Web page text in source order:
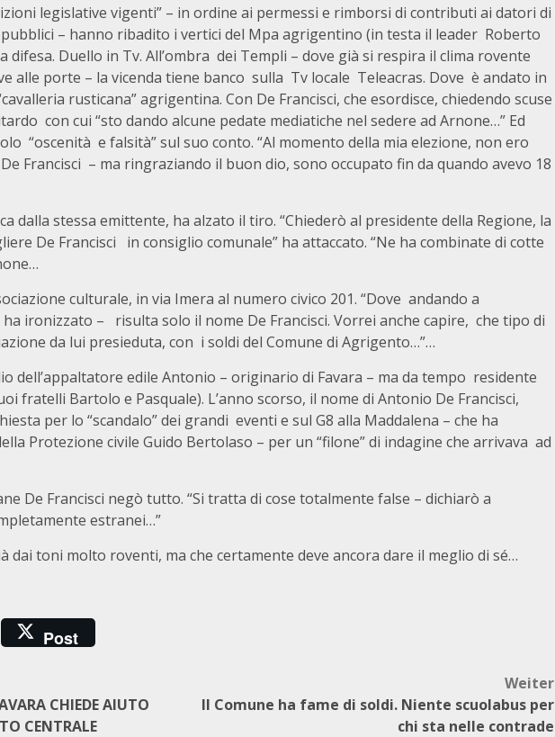
legislative vigenti” – in ordine ai permessi e rimborsi di contributi ai datori di
– hanno ribadito i vertici del Mpa agrigentino (in testa il leader Roberto
Duello in Tv. All’ombra dei Templi – dove già si respira il clima rovente
alle porte – la vicenda tiene banco sulla Tv locale Teleacras. Dove è andato in
rusticana” agrigentina. Con De Francisci, che esordisce, chiedendo scuse
con cui “sto dando alcune pedate mediatiche nel sedere ad Arnone…” Ed
“oscenità e falsità” sul suo conto. “Al momento della mia elezione, non ero
Francisci – ma ringraziando il buon dio, sono occupato fin da quando avevo 18
dalla stessa emittente, ha alzato il tiro. “Chiederò al presidente della Regione, la
De Francisci in consiglio comunale” ha attaccato. “Ne ha combinate di cotte
culturale, in via Imera al numero civico 201. “Dove andando a
ironizzato – risulta solo il nome De Francisci. Vorrei anche capire, che tipo di
da lui presieduta, con i soldi del Comune di Agrigento…”…
dell’appaltatore edile Antonio – originario di Favara – ma da tempo residente
fratelli Bartolo e Pasquale). L’anno scorso, il nome di Antonio De Francisci,
per lo “scandalo” dei grandi eventi e sul G8 alla Maddalena – che ha
Protezione civile Guido Bertolaso – per un “filone” di indagine che arrivava ad
De Francisci negò tutto. “Si tratta di cose totalmente false – dichiarò a
estranei…”
dai toni molto roventi, ma che certamente deve ancora dare il meglio di sé…
Post
CHIEDE AIUTO
CENTRALE
Weiter
Il Comune ha fame di soldi. Niente scuolabus per
chi sta nelle contrade